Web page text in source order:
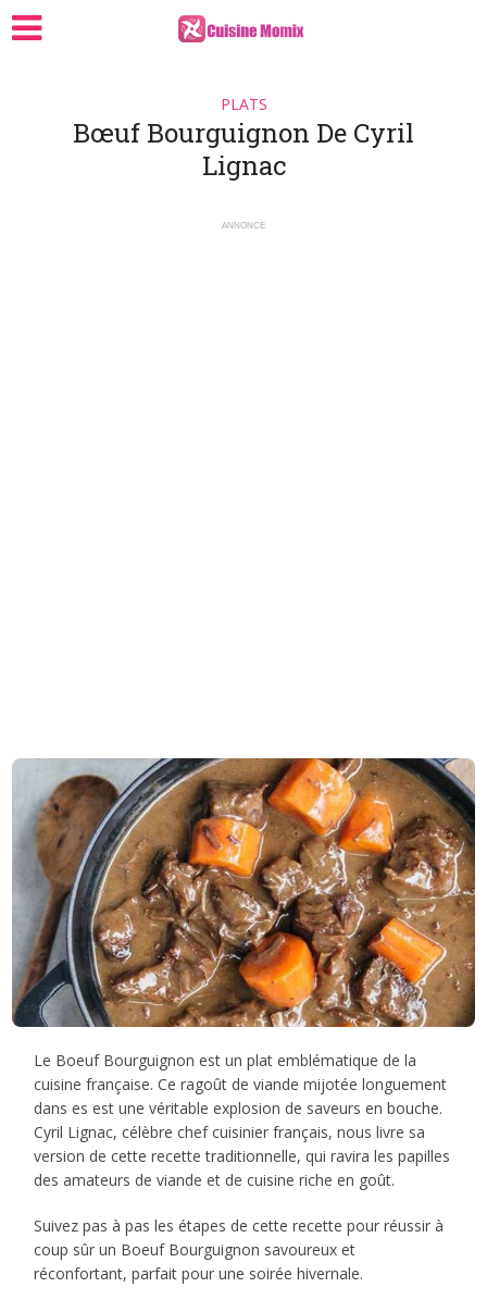
PLATS
Bœuf Bourguignon De Cyril
Lignac
ANNONCE
Le Boeuf Bourguignon est un plat emblématique de la
cuisine française. Ce ragoût de viande mijotée longuement
dans es est une véritable explosion de saveurs en bouche.
Cyril Lignac, célèbre chef cuisinier français, nous livre sa
version de cette recette traditionnelle, qui ravira les papilles
des amateurs de viande et de cuisine riche en goût.
Suivez pas à pas les étapes de cette recette pour réussir à
coup sûr un Boeuf Bourguignon savoureux et
réconfortant, parfait pour une soirée hivernale.